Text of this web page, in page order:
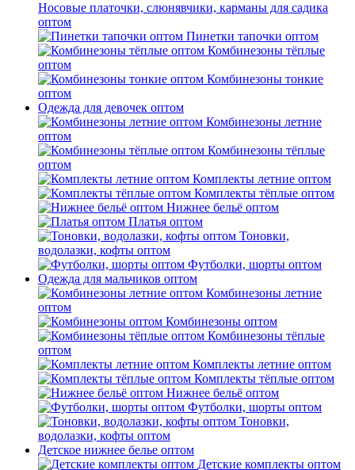
Носовые платочки, слюнявчики, карманы для садика
оптом
Пинетки тапочки оптом
Комбинезоны тёплые
оптом
Комбинезоны тонкие
оптом
Одежда для девочек оптом
Комбинезоны летние
оптом
Комбинезоны тёплые
оптом
Комплекты летние оптом
Комплекты тёплые оптом
Нижнее бельё оптом
Платья оптом
Тоновки,
водолазки, кофты оптом
Футболки, шорты оптом
Одежда для мальчиков оптом
Комбинезоны летние
оптом
Комбинезоны оптом
Комбинезоны тёплые
оптом
Комплекты летние оптом
Комплекты тёплые оптом
Нижнее бельё оптом
Футболки, шорты оптом
Тоновки,
водолазки, кофты оптом
Детское нижнее белье оптом
Детские комплекты оптом